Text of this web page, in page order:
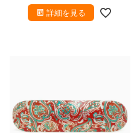
詳細を見る